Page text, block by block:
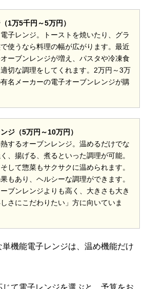
1万5千円～5万円）
子レンジ。トーストを焼いたり、グラ
使うなら料理の幅が広がります。最近
ーブンレンジが増え、パスタや冷凍食
切な調理をしてくれます。2万円～3万
名メーカーの電子オーブンレンジが購
ジ（5万円～10万円）
するオーブンレンジ。温めるだけでな
、揚げる、煮るといった調理が可能。
して惣菜もサクサクに温められます。
もあり、ヘルシーな調理ができます。
ブンレンジよりも高く、大きさも大き
さにこだわりたい」方に向いていま
機能電子レンジは、温め機能だけ
じて電子レンジを選ぶと、予算をお